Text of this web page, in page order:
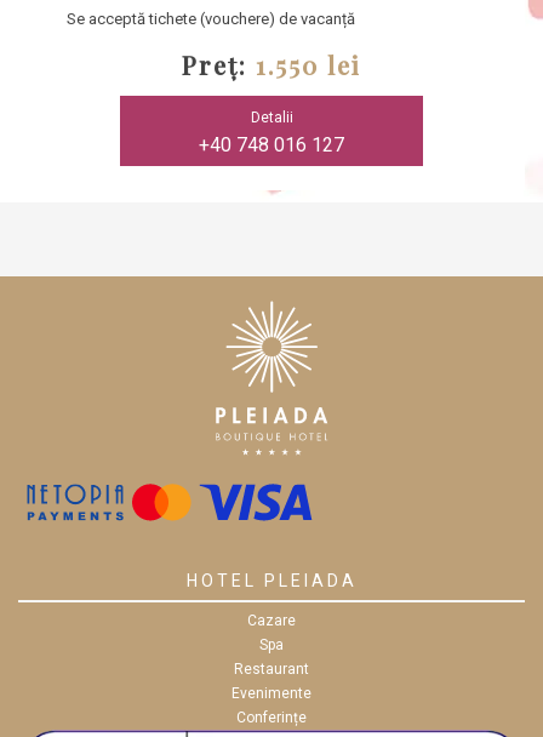
Se acceptă tichete (vouchere) de vacanță
Preț: 1.550 lei
Detalii
+40 748 016 127
HOTEL PLEIADA
Cazare
Spa
Restaurant
Evenimente
Conferințe